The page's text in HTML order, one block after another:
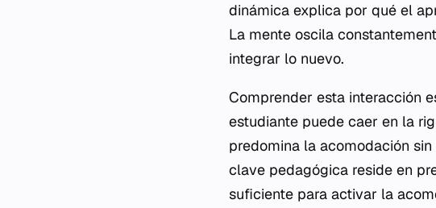
dinámica explica por qué el
La mente oscila
integrar lo nuevo.
Comprender esta interacción
estudiante puede caer en la
predomina la acomodación
clave pedagógica reside en
suficiente para activar la